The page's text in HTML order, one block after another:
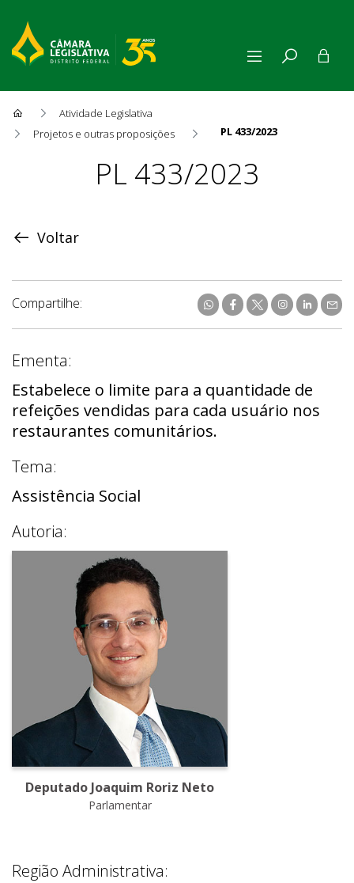
Atividade Legislativa
Projetos e outras proposições
PL 433/2023
ProposiçãoPL 433/2023
Voltar
Compartilhe:
Ementa:
Estabelece o limite para a quantidade de
refeições vendidas para cada usuário nos
restaurantes comunitários.
Tema:
Assistência Social
Autoria:
Deputado Joaquim Roriz Neto
Parlamentar
Região Administrativa: